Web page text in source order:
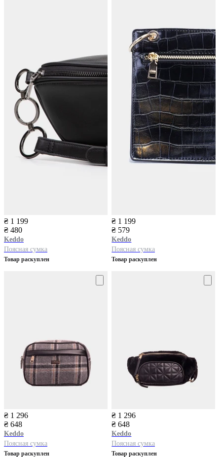
₴ 1 199
₴ 480
Keddo
Поясная сумка
Товар раскуплен
₴ 1 199
₴ 579
Keddo
Поясная сумка
Товар раскуплен
₴ 1 296
₴ 648
Keddo
Поясная сумка
Товар раскуплен
₴ 1 296
₴ 648
Keddo
Поясная сумка
Товар раскуплен